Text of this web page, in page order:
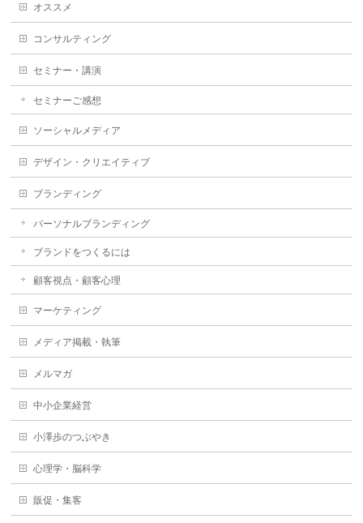
オススメ
コンサルティング
セミナー・講演
セミナーご感想
ソーシャルメディア
デザイン・クリエイティブ
ブランディング
パーソナルブランディング
ブランドをつくるには
顧客視点・顧客心理
マーケティング
メディア掲載・執筆
メルマガ
中小企業経営
小澤歩のつぶやき
心理学・脳科学
販促・集客